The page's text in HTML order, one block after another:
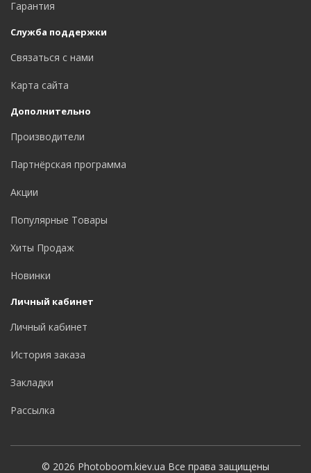
Гарантия
Служба поддержки
Связаться с нами
Карта сайта
Дополнительно
Производители
Партнёрская программа
Акции
Популярные Товары
Хиты Продаж
Новинки
Личный кабинет
Личный кабинет
История заказа
Закладки
Рассылка
© 2026 Photoboom.kiev.ua Все права защищены